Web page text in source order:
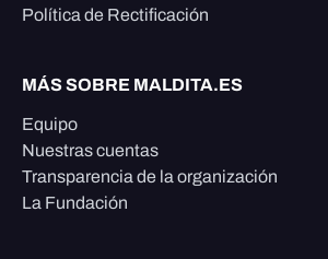
Política de Rectificación
MÁS SOBRE MALDITA.ES
Equipo
Nuestras cuentas
Transparencia de la organización
La Fundación